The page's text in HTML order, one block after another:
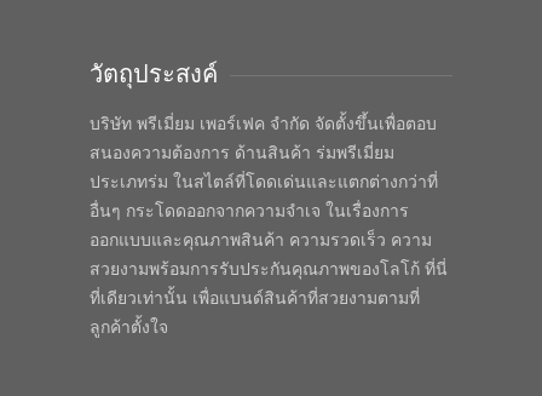
วัตถุประสงค์
บริษัท พรีเมี่ยม เพอร์เฟค จำกัด จัดตั้งขึ้นเพื่อตอบ
สนองความต้องการ ด้านสินค้า ร่มพรีเมี่ยม
ประเภทร่ม ในสไตล์ที่โดดเด่นและแตกต่างกว่าที่
อื่นๆ กระโดดออกจากความจำเจ ในเรื่องการ
ออกแบบและคุณภาพสินค้า ความรวดเร็ว ความ
สวยงามพร้อมการรับประกันคุณภาพของโลโก้ ที่นี่
ที่เดียวเท่านั้น เพื่อแบนด์สินค้าที่สวยงามตามที่
ลูกค้าตั้งใจ